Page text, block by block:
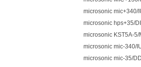
microsonic mic+340/
microsonic hps+35/
microsonic KST5A-5/
microsonic mic-340/
microsonic mic-35/